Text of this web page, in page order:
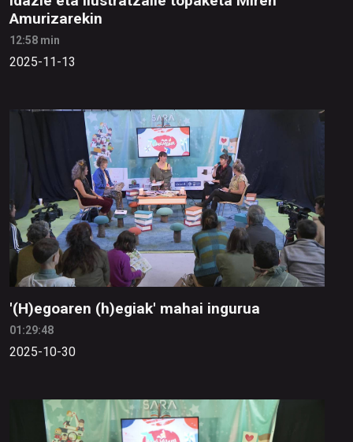
Amurizarekin
12:58 min
2025-11-13
'(H)egoaren (h)egiak' mahai ingurua
01:29:48
2025-10-30